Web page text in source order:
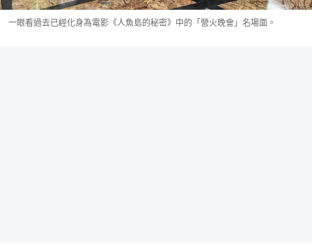
一眼看過去已經化身為電影《人魚島的秘密》中的「營火晚會」名場面。